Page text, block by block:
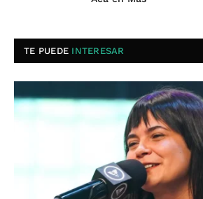
TE PUEDE INTERESAR